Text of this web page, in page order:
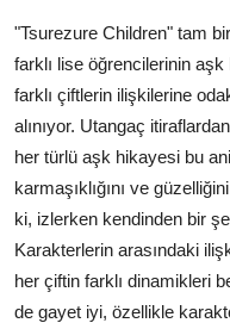
"Tsurezure Children" tam
farklı lise öğrencilerinin
farklı çiftlerin ilişkilerine
alınıyor. Utangaç
her türlü aşk hikayesi bu
karmaşıklığını ve
ki, izlerken kendinden bir
Karakterlerin arasındaki
her çiftin farklı dinamikleri
de gayet iyi, özellikle